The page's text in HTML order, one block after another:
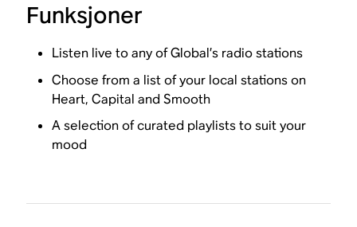
Funksjoner
Listen live to any of Global’s radio stations
Choose from a list of your local stations on
Heart, Capital and Smooth
A selection of curated playlists to suit your
mood